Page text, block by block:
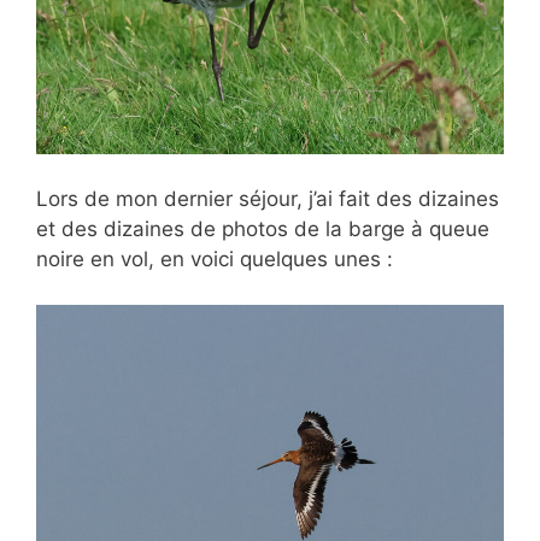
Lors de mon dernier séjour, j’ai fait des dizaines
et des dizaines de photos de la barge à queue
noire en vol, en voici quelques unes :